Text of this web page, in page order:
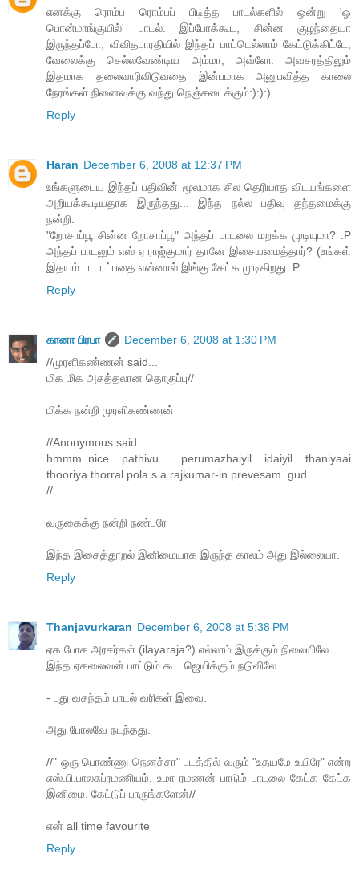
எனக்கு ரொம்ப ரொம்பப் பிடித்த பாடல்களில் ஒன்று 'ஓ
பொன்மாங்குயில்' பாடல். இப்போக்கூட, சின்ன குழந்தையா
இருந்தப்போ, விவிதபாரதியில் இந்தப் பாட்டெல்லாம் கேட்டுக்கிட்டே,
வேலைக்கு செல்லவேண்டிய அம்மா, அவ்ளோ அவசரத்திலும்
இதமாக தலைவாரிவிடுவதை இன்பமாக அனுபவித்த காலை
நேரங்கள் நினைவுக்கு வந்து நெஞ்சடைக்கும்:):):)
Reply
Haran December 6, 2008 at 12:37 PM
உங்களுடைய இந்தப் பதிவின் மூலமாக சில தெரியாத விடயங்களை
அறியக்கூடியதாக இருந்தது... இந்த நல்ல பதிவு தந்தமைக்கு
நன்றி.
"றோசாப்பூ சின்ன றோசாப்பூ" அந்தப் பாடலை மறக்க முடியுமா? :P
அந்தப் பாடலும் எஸ் ஏ ராஜ்குமார் தானே இசையமைத்தார்? (உங்கள்
இதயம் படபடப்பதை என்னால் இங்கு கேட்க முடிகிறது :P
Reply
கானா பிரபா
December 6, 2008 at 1:30 PM
//முரளிகண்ணன் said...
மிக மிக அசத்தலான தொகுப்பு//
மிக்க நன்றி முரளிகண்ணன்
//Anonymous said...
hmmm..nice pathivu... perumazhaiyil idaiyil thaniyaai
thooriya thorral pola s.a rajkumar-in prevesam..gud
//
வருகைக்கு நன்றி நண்பரே
இந்த இசைத்தூறல் இனிமையாக இருந்த காலம் அது இல்லையா.
Reply
Thanjavurkaran December 6, 2008 at 5:38 PM
ஏக போக அரசர்கள் (ilayaraja?) எல்லாம் இருக்கும் நிலையிலே
இந்த ஏகலைவன் பாட்டும் கூட ஜெயிக்கும் நடுவிலே
- புது வசந்தம் பாடல் வரிகள் இவை.
அது போலவே நடந்தது.
//" ஒரு பொண்ணு நெனச்சா" படத்தில் வரும் "உதயமே உயிரே" என்ற
எஸ்.பி.பாலசுப்ரமணியம், உமா ரமணன் பாடும் பாடலை கேட்க கேட்க
இனிமை. கேட்டுப் பாருங்களேன்//
என் all time favourite
Reply